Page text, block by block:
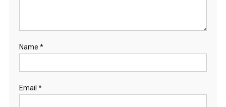
Name *
Email *